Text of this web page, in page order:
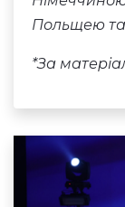
Польщею
*За